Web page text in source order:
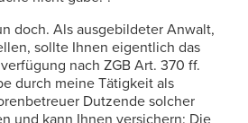
doch. Als ausgebildeter Anwalt,
sollte Ihnen eigentlich das
nach ZGB Art. 370 ff.
durch meine Tätigkeit als
Dutzende solcher
und kann Ihnen versichern: Die